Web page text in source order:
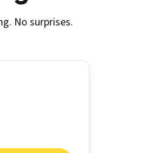
No surprises.